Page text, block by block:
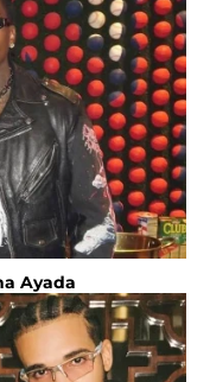
Ayada